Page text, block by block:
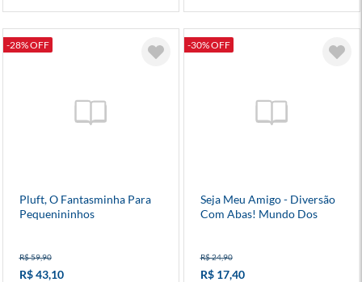
-28% OFF
Pluft, O Fantasminha Para
Pequenininhos
R$ 59,90
R$ 43,10
-30% OFF
Seja Meu Amigo - Diversão
Com Abas! Mundo Dos
R$ 24,90
R$ 17,40